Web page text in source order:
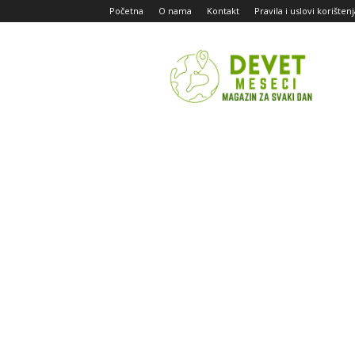
Početna O nama Kontakt Pravila i uslovi
Devet
Meseci